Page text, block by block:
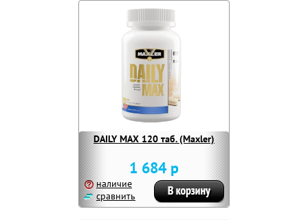
DAILY MAX 120 таб. (Maxler)
1 684 р
наличие
сравнить